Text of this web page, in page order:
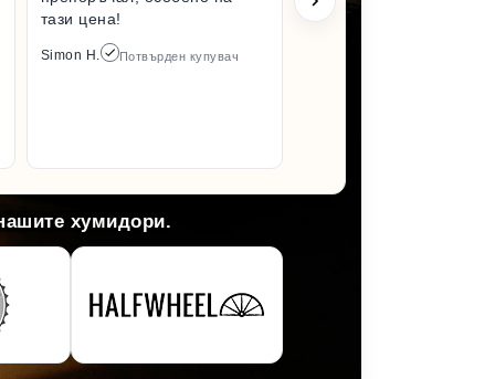
тази цена!
Simon H. Потвърден купувач
хумидори.